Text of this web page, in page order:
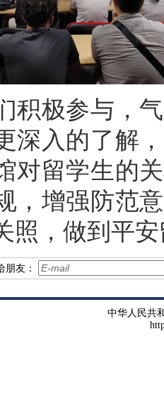
极参与，气
深入的了解
对留学生的
，增强防范
照，做到平
朋友：
中华人民共